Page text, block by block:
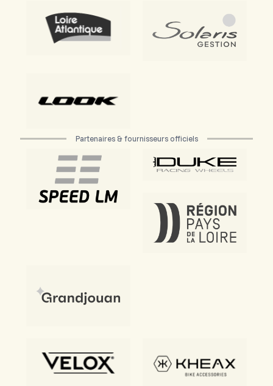
Partenaires & fournisseurs officiels